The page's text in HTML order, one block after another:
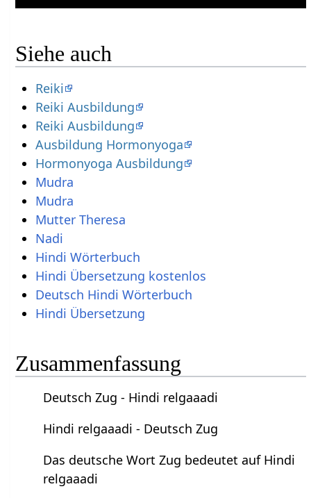
Siehe auch
Reiki
Reiki Ausbildung
Reiki Ausbildung
Ausbildung Hormonyoga
Hormonyoga Ausbildung
Mudra
Mudra
Mutter Theresa
Nadi
Hindi Wörterbuch
Hindi Übersetzung kostenlos
Deutsch Hindi Wörterbuch
Hindi Übersetzung
Zusammenfassung
Deutsch Zug - Hindi relgaaadi
Hindi relgaaadi - Deutsch Zug
Das deutsche Wort Zug bedeutet auf Hindi
relgaaadi